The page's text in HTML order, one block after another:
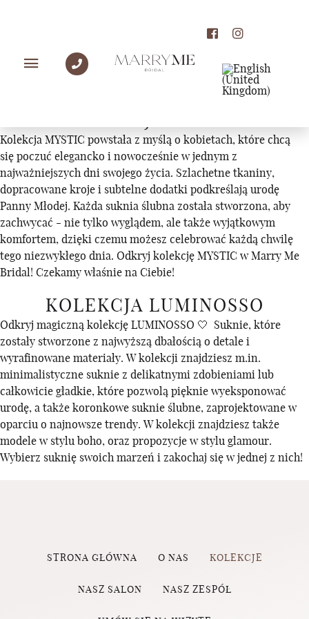
KOLEKCJE
Kolekcja MYSTIC powstała z myślą o kobietach, które chcą
się poczuć elegancko i nowocześnie w jednym z
najważniejszych dni swojego życia. Szlachetne tkaniny,
dopracowane kroje i subtelne dodatki podkreślają urodę
Panny Młodej. Każda suknia ślubna została stworzona, aby
zachwycać - nie tylko wyglądem, ale także wyjątkowym
komfortem, dzięki czemu możesz celebrować każdą chwilę
tego niezwykłego dnia. Odkryj kolekcję MYSTIC w Marry Me
Bridal! Czekamy właśnie na Ciebie!
KOLEKCJA LUMINOSSO
Odkryj magiczną kolekcję LUMINOSSO 🤍 Suknie, które
zostały stworzone z najwyższą dbałością o detale i
wyrafinowane materiały. W kolekcji znajdziesz m.in.
minimalistyczne suknie z delikatnymi zdobieniami lub
całkowicie gładkie, które pozwolą pięknie wyeksponować
urodę, a także koronkowe suknie ślubne, zaprojektowane w
oparciu o najnowsze trendy. W kolekcji znajdziesz także
modele w stylu boho, oraz propozycje w stylu glamour.
Wybierz suknię swoich marzeń i zakochaj się w jednej z nich!
STRONA GŁÓWNA O NAS KOLEKCJE
NASZ SALON NASZ ZESPÓŁ